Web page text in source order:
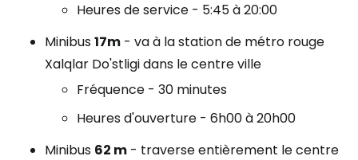
Heures de service - 5:45 à 20:00
Minibus17m - va à la station de métro rouge
Xalqlar Do'stligi dans le centre ville
Fréquence - 30 minutes
Heures d'ouverture - 6h00 à 20h00
Minibus 62 m - traverse entièrement le centre